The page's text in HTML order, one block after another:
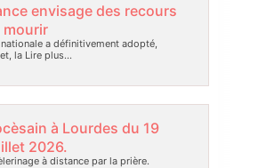
envisage des recours
mourir
nationale a définitivement adopté,
laLire plus…
à Lourdes du 19
2026.
à distance par la prière.